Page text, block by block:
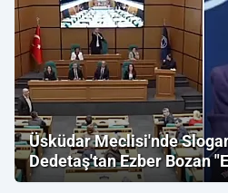
Üsküdar Meclisi'nde
Dedetaş'tan Ezber Bozan
"İmamoğlu" Çıkışı!